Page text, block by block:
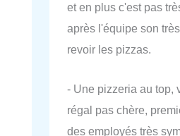
et en plus c'est pas
après l'équipe son
revoir les pizzas.
- Une pizzeria au top,
régal pas chère,
des employés très